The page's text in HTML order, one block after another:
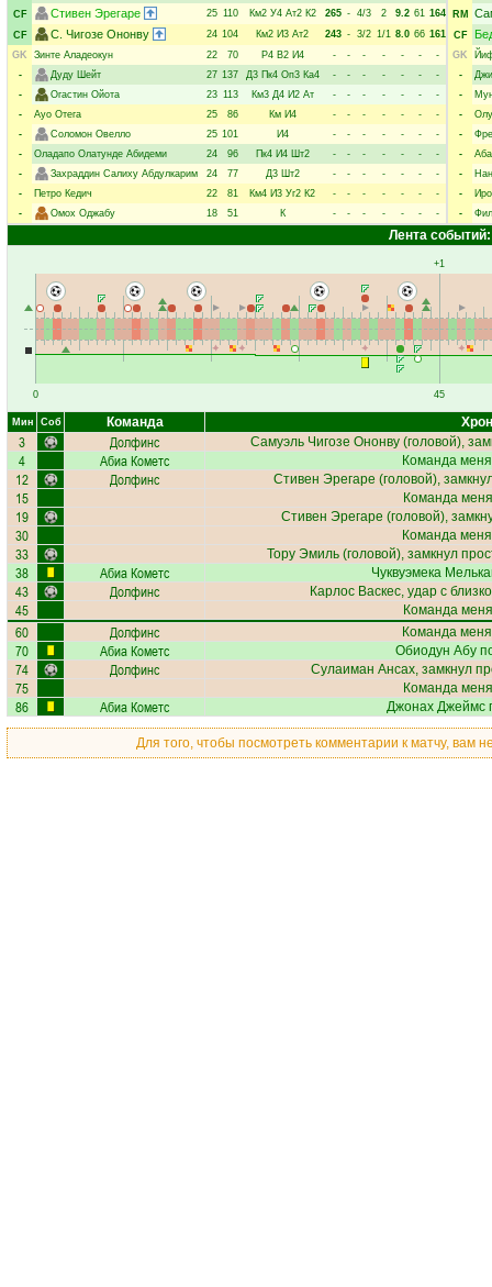
CF
Стивен Эрегаре 25 110 Км2 У4 Ат2 К2 265 - 4/3 2 9.2 61 164
CF
С. Чигозе Ононву 24 104 Км2 И3 Ат2 243 - 3/2 1/1 8.0 66 161
GK
Зинте Аладеокун 22 70 Р4 В2 И4 - - - - - -
-
-
Дуду Шейт 27 137 Д3 Пк4 Оп3 Ка4 - - - - - -
-
-
Огастин Ойота 23 113 Км3 Д4 И2 Ат - - - - - -
-
-
Ауо Отега 25 86 Км И4 - - - - - -
-
-
Соломон Овелло 25 101 И4 - - - - - -
-
-
Оладапо Олатунде Абидеми 24 96 Пк4 И4 Шт2 - - - - - -
-
-
Захраддин Салиху Абдулкарим 24 77 Д3 Шт2 - - - - - -
-
-
Петро Кедич 22 81 Км4 И3 Уг2 К2 - - - - - -
-
-
Омох Оджабу 18 51 К - - - - - - -
RM
CF
GK
-
-
-
-
-
-
-
-
Лента событий:
0
+1
45
Мин Соб Команда
3 Долфинс Самуэль Чигозе Ононву (головой),
4 Абиа Кометс Команда
12 Долфинс Стивен Эрегаре (головой),
15 Команда
19 Стивен Эрегаре (головой),
30 Команда
33 Тору Эмиль(головой), замкнул
38 Абиа Кометс Чуквуэмека
43 Долфинс Карлос Васкес, удар с
45 Команда
60 Долфинс Команда
70 Абиа Кометс Обиодун Абу
74 Долфинс Сулаиман Ансах, замкнул
75 Команда
86 Абиа Кометс Джонах Джеймс
Для того, чтобы посмотреть комментарии к матчу, вам